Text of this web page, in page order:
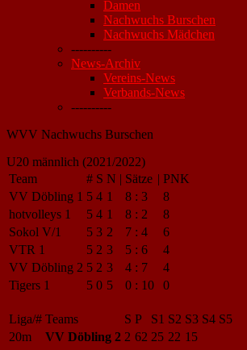
Damen
Nachwuchs Burschen
Nachwuchs Mädchen
----------
News-Archiv
Vereins-News
Verbands-News
----------
WVV Nachwuchs Burschen
U20 männlich (2021/2022)
Team
# S N | Sätze | PNK
VV Döbling 1 5 4 1 8 : 3
8
hotvolleys 1
5 4 1 8 : 2
8
Sokol V/1
5 3 2 7 : 4
6
VTR 1
5 2 3 5 : 6
4
VV Döbling 2 5 2 3 4 : 7
4
Tigers 1
5 0 5 0 : 10 0
Liga/# Teams S P S1 S2 S3 S4 S5
20m
VV Döbling 2 2 62 25 22 15